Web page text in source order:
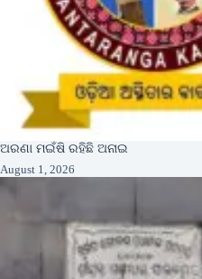
ଅରଣା ମଇଁଷି ରହିଛି ଅନାଇ
August 1, 2026